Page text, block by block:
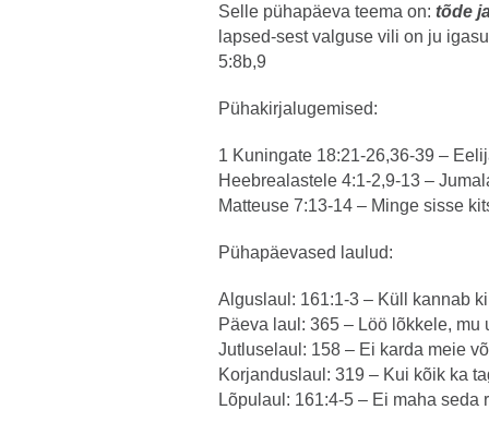
Selle pühapäeva teema on: tõde
lapsed-sest valguse vili on ju
5:8b,9
Pühakirjalugemised:
1 Kuningate 18:21-26,36-39 –
Heebrealastele 4:1-2,9-13 –
Matteuse 7:13-14 – Minge sisse
Pühapäevased laulud:
Alguslaul: 161:1-3 – Küll kannab
Päeva laul: 365 – Löö lõkkele, mu
Jutluselaul: 158 – Ei karda meie
Korjanduslaul: 319 – Kui kõik ka
Lõpulaul: 161:4-5 – Ei maha seda